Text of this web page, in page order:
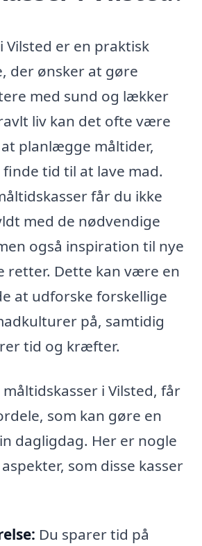
Vilsted er en praktisk
der ønsker at gøre
med sund og lækker
liv kan det ofte være
planlægge måltider,
tid til at lave mad.
får du ikke
med de nødvendige
også inspiration til nye
retter. Dette kan være en
at udforske forskellige
på, samtidig
tid og kræfter.
i Vilsted, får
som kan gøre en
dagligdag. Her er nogle
som disse kasser
Du sparer tid på